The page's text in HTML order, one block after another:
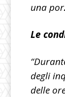
una
Le
degli
delle